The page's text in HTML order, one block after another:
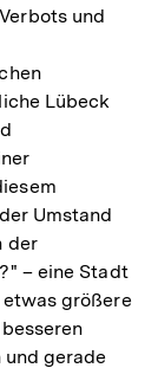
und
Lübeck
Umstand
der
– eine Stadt
größere
gerade